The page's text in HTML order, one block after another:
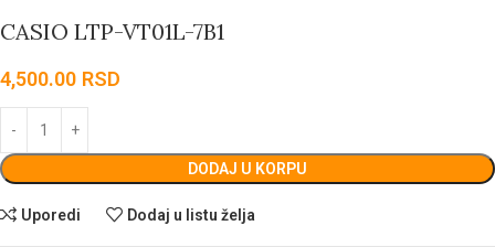
CASIO LTP-VT01L-7B1
4,500.00 RSD
DODAJ U KORPU
Uporedi Dodaj u listu želja